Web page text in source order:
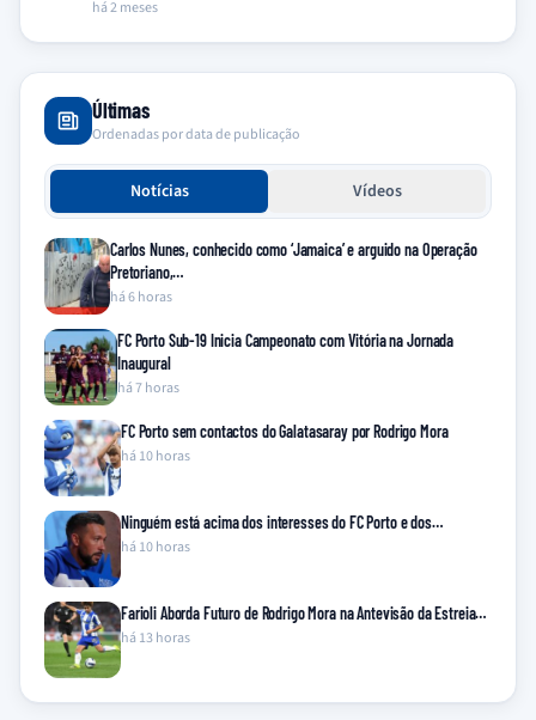
há 2 meses
Últimas
Ordenadas por data de publicação
Notícias Vídeos
Carlos Nunes, conhecido como ‘Jamaica’ e arguido na Operação
Pretoriano,…
há 6 horas
FC Porto Sub-19 Inicia Campeonato com Vitória na Jornada
Inaugural
há 7 horas
FC Porto sem contactos do Galatasaray por Rodrigo Mora
há 10 horas
Ninguém está acima dos interesses do FC Porto e dos…
há 10 horas
Farioli Aborda Futuro de Rodrigo Mora na Antevisão da Estreia…
há 13 horas